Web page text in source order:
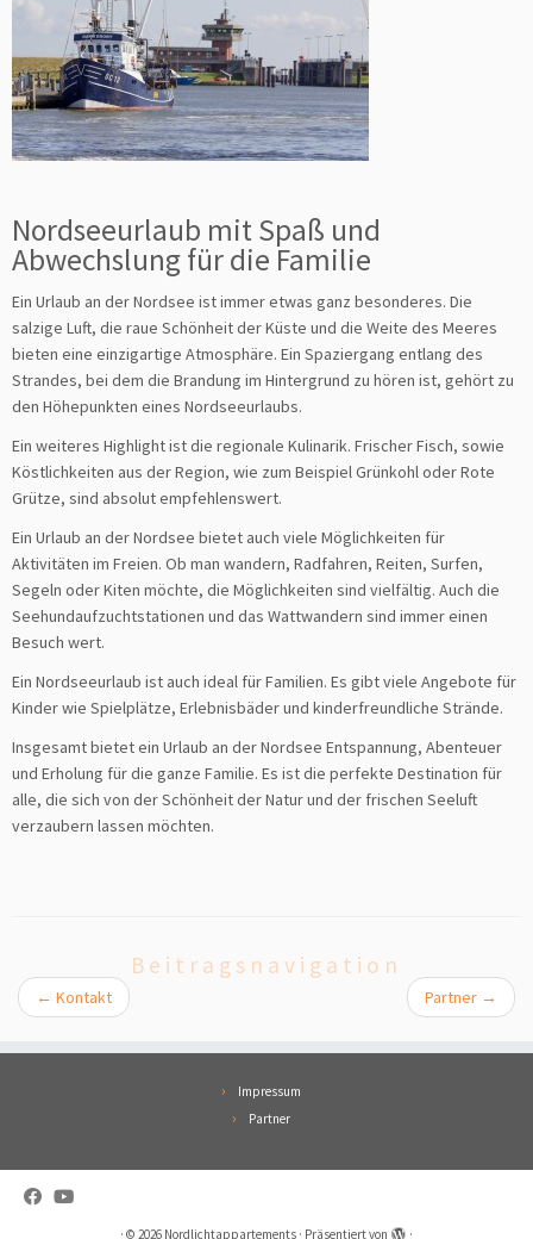
Nordseeurlaub mit Spaß und
Abwechslung für die Familie
Ein Urlaub an der Nordsee ist immer etwas ganz besonderes. Die
salzige Luft, die raue Schönheit der Küste und die Weite des Meeres
bieten eine einzigartige Atmosphäre. Ein Spaziergang entlang des
Strandes, bei dem die Brandung im Hintergrund zu hören ist, gehört zu
den Höhepunkten eines Nordseeurlaubs.
Ein weiteres Highlight ist die regionale Kulinarik. Frischer Fisch, sowie
Köstlichkeiten aus der Region, wie zum Beispiel Grünkohl oder Rote
Grütze, sind absolut empfehlenswert.
Ein Urlaub an der Nordsee bietet auch viele Möglichkeiten für
Aktivitäten im Freien. Ob man wandern, Radfahren, Reiten, Surfen,
Segeln oder Kiten möchte, die Möglichkeiten sind vielfältig. Auch die
Seehundaufzuchtstationen und das Wattwandern sind immer einen
Besuch wert.
Ein Nordseeurlaub ist auch ideal für Familien. Es gibt viele Angebote für
Kinder wie Spielplätze, Erlebnisbäder und kinderfreundliche Strände.
Insgesamt bietet ein Urlaub an der Nordsee Entspannung, Abenteuer
und Erholung für die ganze Familie. Es ist die perfekte Destination für
alle, die sich von der Schönheit der Natur und der frischen Seeluft
verzaubern lassen möchten.
Beitragsnavigation
← Kontakt Partner →
Impressum
Partner
· © 2026 Nordlichtappartements · Präsentiert von ·